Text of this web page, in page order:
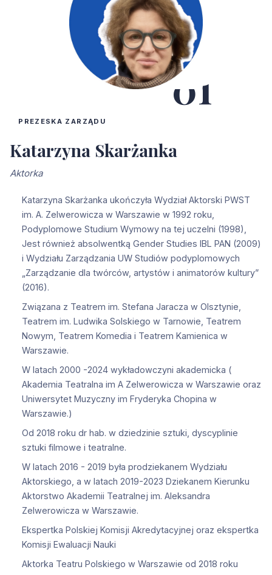
01
PREZESKA ZARZĄDU
Katarzyna Skarżanka
Aktorka
Katarzyna Skarżanka ukończyła Wydział Aktorski PWST
im. A. Zelwerowicza w Warszawie w 1992 roku,
Podyplomowe Studium Wymowy na tej uczelni (1998),
Jest również absolwentką Gender Studies IBL PAN (2009)
i Wydziału Zarządzania UW Studiów podyplomowych
„Zarządzanie dla twórców, artystów i animatorów kultury”
(2016).
Związana z Teatrem im. Stefana Jaracza w Olsztynie,
Teatrem im. Ludwika Solskiego w Tarnowie, Teatrem
Nowym, Teatrem Komedia i Teatrem Kamienica w
Warszawie.
W latach 2000 -2024 wykładowczyni akademicka (
Akademia Teatralna im A Zelwerowicza w Warszawie oraz
Uniwersytet Muzyczny im Fryderyka Chopina w
Warszawie.)
Od 2018 roku dr hab. w dziedzinie sztuki, dyscyplinie
sztuki filmowe i teatralne.
W latach 2016 - 2019 była prodziekanem Wydziału
Aktorskiego, a w latach 2019-2023 Dziekanem Kierunku
Aktorstwo Akademii Teatralnej im. Aleksandra
Zelwerowicza w Warszawie.
Ekspertka Polskiej Komisji Akredytacyjnej oraz ekspertka
Komisji Ewaluacji Nauki
Aktorka Teatru Polskiego w Warszawie od 2018 roku